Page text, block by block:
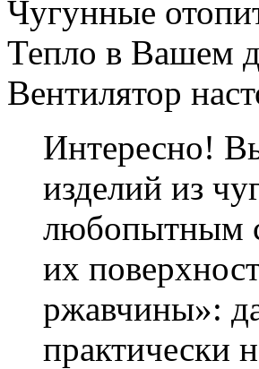
Чугунные
Тепло в Вашем
Вентилятор
Интересно!
изделий из
любопытным
их
ржавчины»:
практически